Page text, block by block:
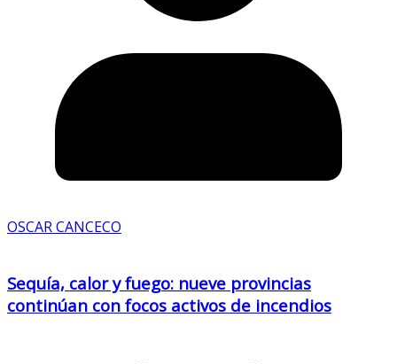
OSCAR CANCECO
Sequía, calor y fuego: nueve provincias
continúan con focos activos de incendios